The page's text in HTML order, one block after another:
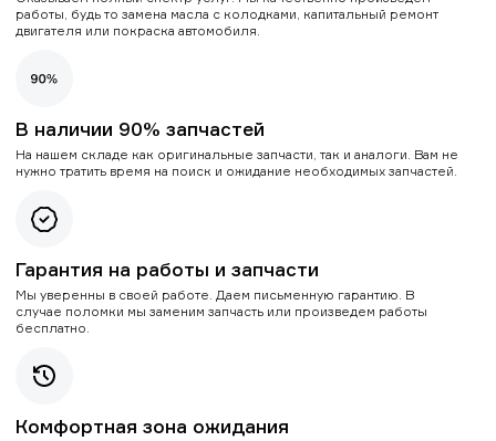
работы, будь то замена масла с колодками, капитальный ремонт
двигателя или покраска автомобиля.
В наличии 90% запчастей
На нашем складе как оригинальные запчасти, так и аналоги. Вам не
нужно тратить время на поиск и ожидание необходимых запчастей.
Гарантия на работы и запчасти
Мы уверенны в своей работе. Даем письменную гарантию. В
случае поломки мы заменим запчасть или произведем работы
бесплатно.
Комфортная зона ожидания